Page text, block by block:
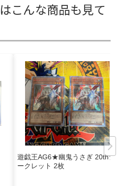
こんな商品も見て
遊戯王AG6★幽鬼うさぎ 20thシ
ークレット 2枚